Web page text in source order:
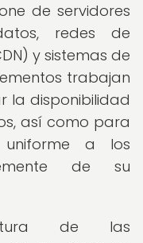
de servidores
redes de
y sistemas de
trabajan
la disponibilidad
así como para
uniforme a los
de su
de las